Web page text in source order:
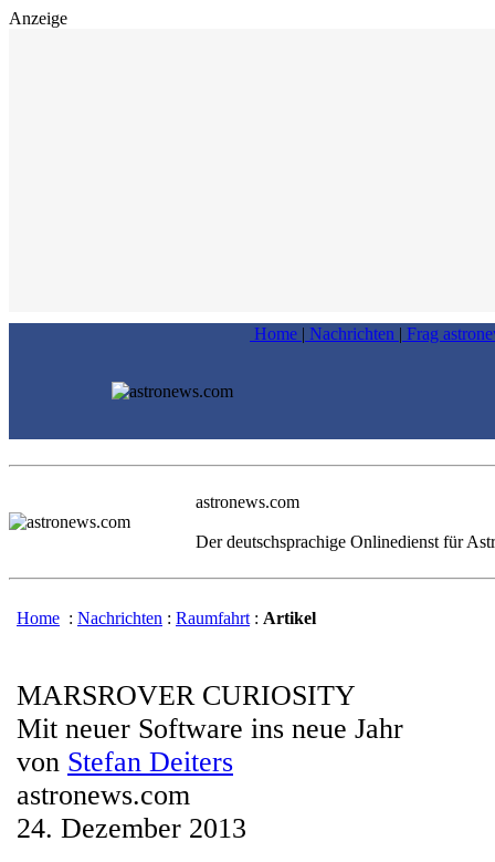
Anzeige
Home | Nachrichten | Frag
astronews.com
Der deutschsprachige Onlinedienst für
Home : Nachrichten : Raumfahrt : Artikel
MARSROVER CURIOSITY
Mit neuer Software ins neue Jahr
von Stefan Deiters
astronews.com
24. Dezember 2013